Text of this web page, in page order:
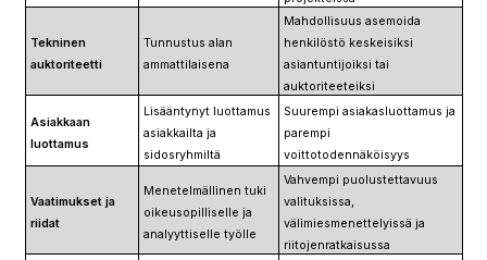
Tekninen
auktoriteetti
Tunnustus alan
ammattilaisena
Mahdollisuus asemoida
henkilöstö keskeisiksi
asiantuntijoiksi tai
auktoriteeteiksi
Asiakkaan
luottamus
Lisääntynyt luottamus
asiakkailta ja
sidosryhmiltä
Suurempi asiakasluottamus ja
parempi
voittotodennäköisyys
Vaatimukset ja
riidat
Menetelmällinen tuki
oikeusopilliselle ja
analyyttiselle työlle
Vahvempi puolustettavuus
valituksissa,
välimiesmenettelyissä ja
riitojenratkaisussa